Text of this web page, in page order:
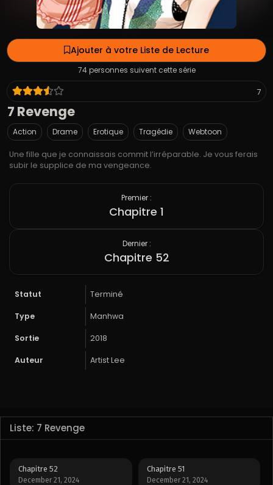
Ajouter à votre Liste de Lecture
74 personnes suivent cette série
7
7 Revenge
Action Drame Erotique Tragédie Webtoon
Une fille que je connaissais commit l’irréparable. Je vous ferais
subir le supplice de ma vengeance.
Premier :
Chapitre 1
Dernier :
Chapitre 52
Statut Terminé
Type Manhwa
Sortie 2018
Auteur Artist Lee
Liste: 7 Revenge
Chapitre 52
December 21, 2024
Chapitre 51
December 21, 2024